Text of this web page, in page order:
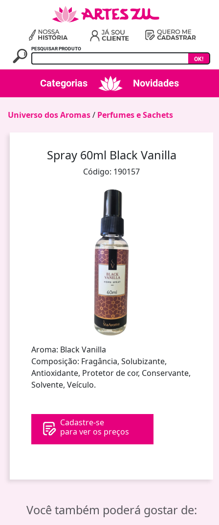
PESQUISAR PRODUTO
OK!
Categorias Novidades
Universo dos Aromas/ Perfumes e Sachets
Spray 60ml Black Vanilla
Código: 190157
Aroma: Black Vanilla
Composição: Fragância, Solubizante,
Antioxidante, Protetor de cor, Conservante,
Solvente, Veículo.
Cadastre-se
para ver os preços
Você também poderá gostar de: